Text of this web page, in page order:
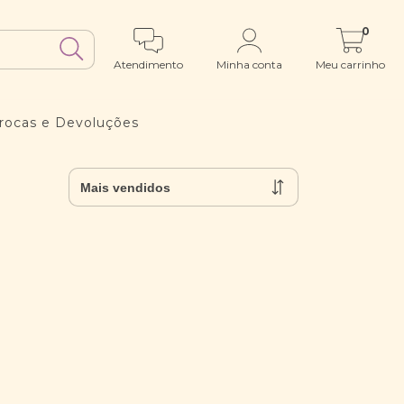
Atendimento Minha conta Meu carrinho
0
e Devoluções